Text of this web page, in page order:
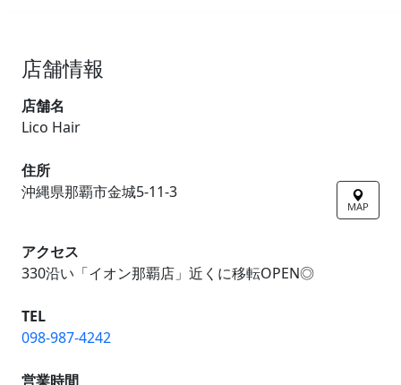
店舗情報
店舗名
Lico Hair
住所
沖縄県那覇市金城5-11-3
MAP
アクセス
330沿い「イオン那覇店」近くに移転OPEN◎
TEL
098-987-4242
営業時間